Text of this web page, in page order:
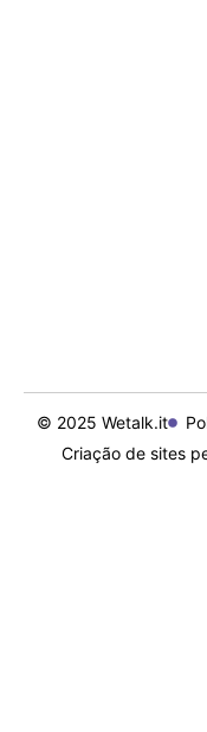
© 2025 Wetalk.it
Criação de sites